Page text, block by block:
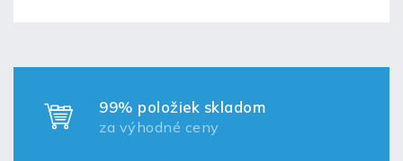
99% položiek skladom
za výhodné ceny